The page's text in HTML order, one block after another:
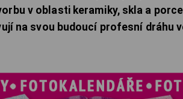
v oblasti keramiky, skla a
na svou budoucí profesní dráhu